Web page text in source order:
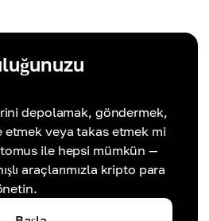
depolamak, göndermek,
veya takas etmek mi
ile hepsi mümkün —
araçlarımızla kripto para